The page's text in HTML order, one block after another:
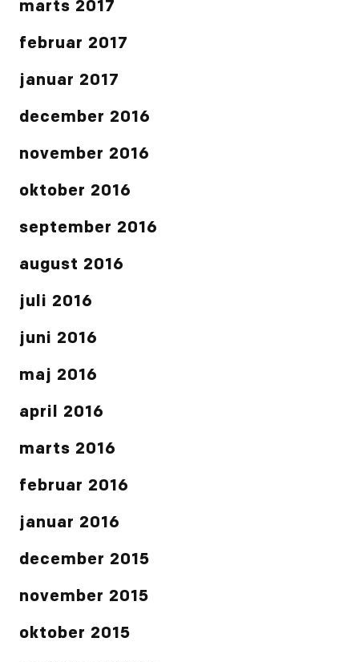
marts 2017
februar 2017
januar 2017
december 2016
november 2016
oktober 2016
september 2016
august 2016
juli 2016
juni 2016
maj 2016
april 2016
marts 2016
februar 2016
januar 2016
december 2015
november 2015
oktober 2015